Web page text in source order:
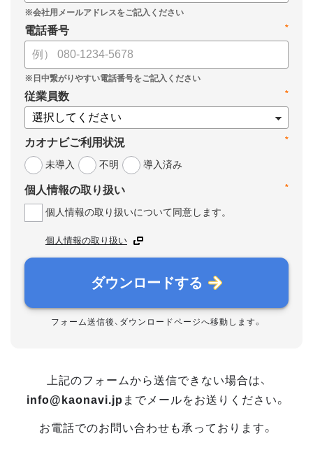
*
電話番号
*
従業員数
*
カオナビご利用状況
未導入
不明 導入済み
*
個人情報の取り扱い
個人情報の取り扱いについて同意します。
個人情報の取り扱い
ダウンロードする
フォーム送信後、ダウンロードページへ移動します。
上記のフォームから送信できない場合は、
info@kaonavi.jp までメールをお送りください。
お電話でのお問い合わせも承っております。